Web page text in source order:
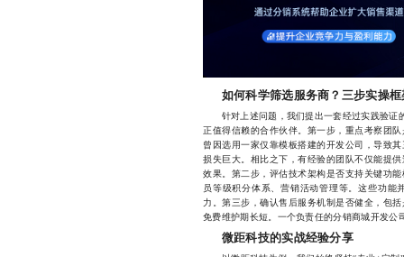
如何科学筛选服务商？三步实操框
针对上述问题，我们提出一套经过实践验证
正值得信赖的合作伙伴。第一步，重点考察团
曾因选用一家仅靠模板搭建的开发公司，导致
损失巨大。相比之下，有经验的团队不仅能提
效果。第二步，评估技术架构是否支持关键功
员等级积分体系、营销活动管理等。这些功能
力。第三步，确认售后服务机制是否健全，包
免费维护期长短。一个负责任的分销商城开发公
微距科技的实战经验分享